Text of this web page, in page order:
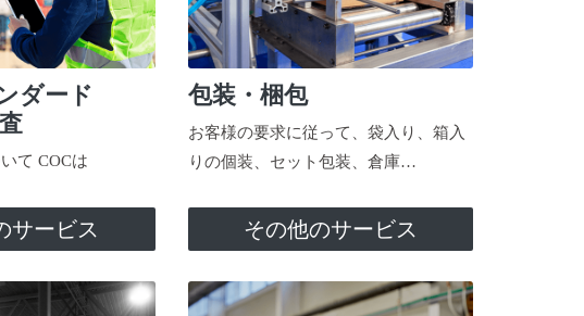
ダード
て COCは
サービス
包装・梱包
お客様の要求に従って、袋入り、箱入
りの個装、セット包装、倉庫…
その他のサービス